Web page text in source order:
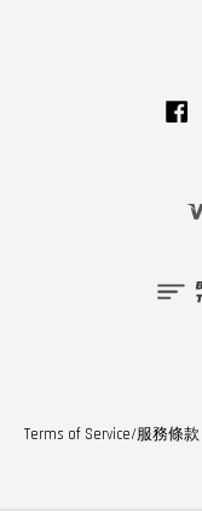
Terms of Service/服務條款